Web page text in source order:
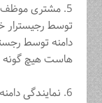
5. مشتری موظف
‏توسط رجیسترار
دامنه توسط
هاست هیچ گونه
6. نمایندگی دامنه شامل گارانتی بازگشت وجه نمیباشند.